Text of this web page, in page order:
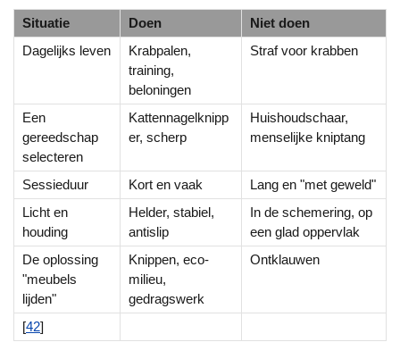
Situatie Doen
Niet doen
Dagelijks leven
Krabpalen,
training,
beloningen
Straf voor krabben
Een
gereedschap
selecteren
Kattennagelknipp
er, scherp
Huishoudschaar,
menselijke kniptang
Sessieduur Kort en vaak
Lang en "met geweld"
Licht en
houding
Helder, stabiel,
antislip
In de schemering, op
een glad oppervlak
De oplossing
"meubels
lijden"
Knippen, eco-
milieu,
gedragswerk
Ontklauwen
[42]